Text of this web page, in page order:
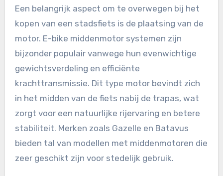
Een belangrijk aspect om te overwegen bij het
kopen van een stadsfiets is de plaatsing van de
motor. E-bike middenmotor systemen zijn
bijzonder populair vanwege hun evenwichtige
gewichtsverdeling en efficiënte
krachttransmissie. Dit type motor bevindt zich
in het midden van de fiets nabij de trapas, wat
zorgt voor een natuurlijke rijervaring en betere
stabiliteit. Merken zoals Gazelle en Batavus
bieden tal van modellen met middenmotoren die
zeer geschikt zijn voor stedelijk gebruik.